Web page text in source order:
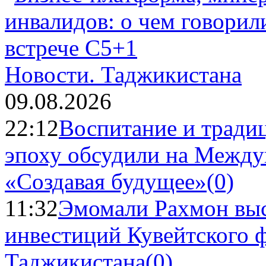
Новости. Таджикистана
09.08.2026
22:12Воспитание и
эпоху обсудили на
«Создавая будущее»(0)
11:32Эмомали Рахмон
инвестиций Кувейтского